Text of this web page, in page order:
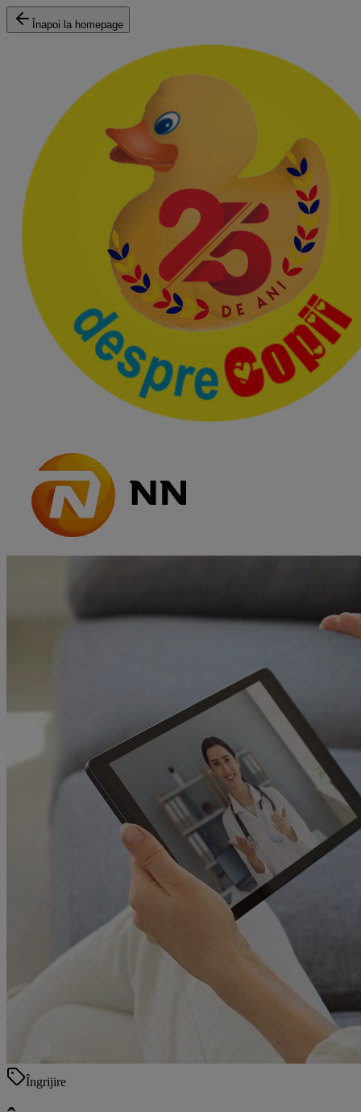
Înapoi la homepage
Îngrijire